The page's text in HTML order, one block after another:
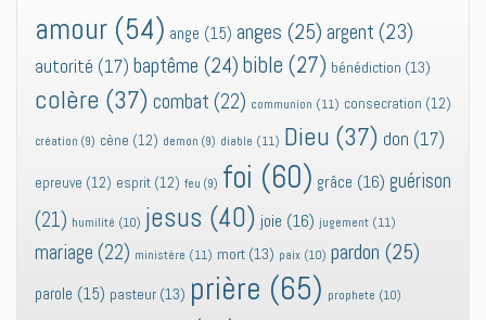
amour (54) ange (15) anges (25) argent (23)
autorité (17) baptême (24) bible (27) bénédiction (13)
colère (37) combat (22) communion (11) consecration (12)
création (9) cène (12) demon (9) diable (11) Dieu (37) don (17)
epreuve (12) esprit (12) feu (9) foi (60) grâce (16) guérison
(21) humilité (10) jesus (40) joie (16) jugement (11)
mariage (22) ministère (11) mort (13) paix (10) pardon (25)
parole (15) pasteur (13) prière (65) prophete (10)